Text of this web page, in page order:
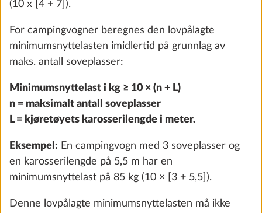
TRINN 5 AV 7
Vann, gass, elektrisk anlegg
(10 x [4 + 7]).
For campingvogner beregnes den lovpålagte
minimumsnyttelasten imidlertid på grunnlag av
maks. antall soveplasser:
Minimumsnyttelast i kg ≥ 10 × (n + L)
n = maksimalt antall soveplasser
L = kjøretøyets karosserilengde i meter.
Eksempel: En campingvogn med 3 soveplasser og
en karosserilengde på 5,5 m har en
minimumsnyttelast på 85 kg (10 × [3 + 5,5]).
Denne lovpålagte minimumsnyttelasten må ikke